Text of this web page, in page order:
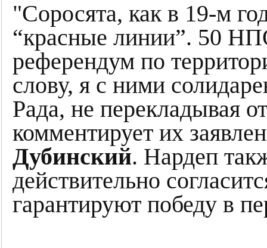
"Соросята, как в 19-м
“красные линии”. 50
референдум по
слову, я с ними
Рада, не перекладывая
комментирует их
Дубинский. Нардеп
действительно
гарантируют победу в